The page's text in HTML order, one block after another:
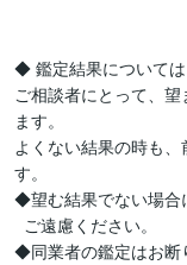
◆ 鑑定結果については
ご相談者にとって、
ます。
よくない結果の時も
す。
◆望む結果でない場合
◆同業者の鑑定はお断